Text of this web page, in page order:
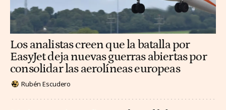
Los analistas creen que la batalla por
EasyJet deja nuevas guerras abiertas por
consolidar las aerolíneas europeas
Rubén Escudero